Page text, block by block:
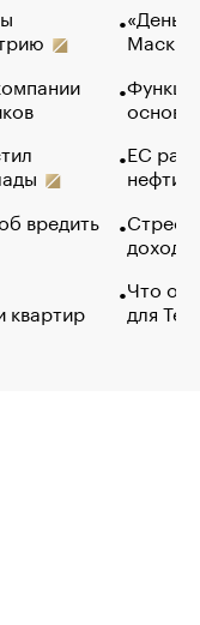
вредить
квартир
Маск в
основ
ЕС
нефти
Что
для